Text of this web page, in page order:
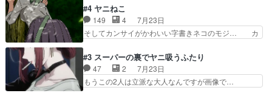
題解決特筆する事は無いが、… 今週もありがとう
ございます耳がヒクヒクな… 時計台に登ってるの
見ると挟まれないか心配…
を魔物と人間に殺された鏡の生い立ち。… 勇者た
ちを信じてアリスを預ける、鏡を信じ… 勇者パー
ティが仲間になった！？会話が通じ… 鏡の過去、
辛すぎて胸が苦しくなりました…… 最初、勇者パ
コちゃんの性別が間違えられ… 鏡の両親がモンス
ターと人間にそれぞれ命を… 胸が苦しくなるほど
鏡くんの過去がとても残…
#4 ヤニねこ
149 4
7月23日
そしてカンサイがかわいい字書きネコのモジ… カ
は『ちんこ』によってリミッターが外れ… 今回は
汚い要素あまりなく普通にギャグアニ… あとアイ
キャッチが釈迦だったの本当に最高… まー、今回
もコンプライアンス違反にどこま… 達郎のオチに
#3 スーパーの裏でヤニ吸うふたり
47 2
7月23日
もうこの2人は立派な大人なんですが画像で…